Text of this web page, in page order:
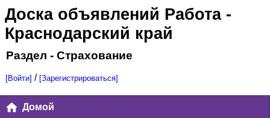
Доска объявлений Работа-
Краснодарский край
Раздел - Страхование
[Войти] / [Зарегистрироваться]
Домой